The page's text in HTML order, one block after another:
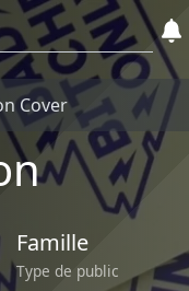
Cover
Famille
Type de public